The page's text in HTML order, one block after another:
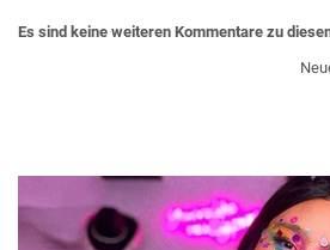
Es sind keine weiteren Kommentare zu